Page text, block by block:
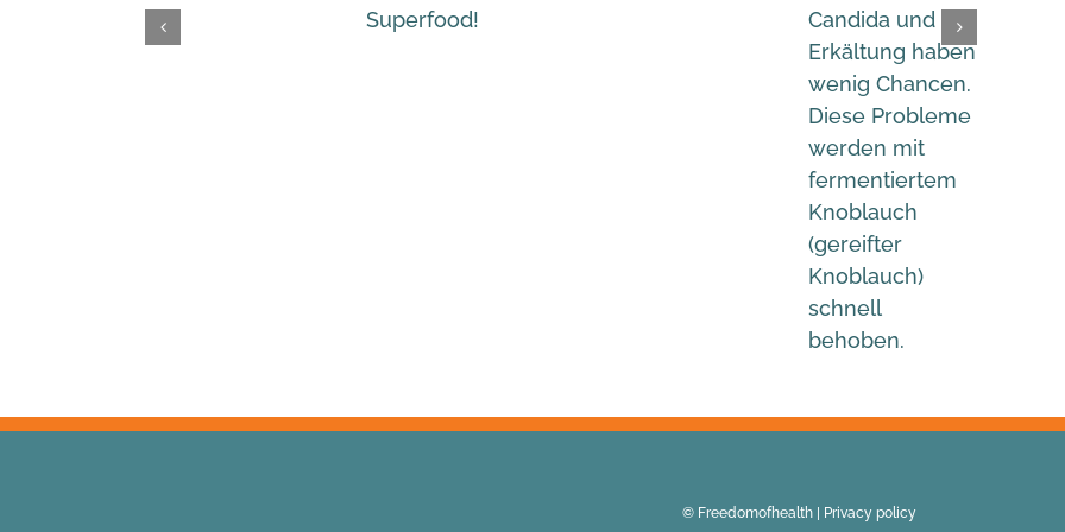
Superfood!
Candida und
Erkältung haben
wenig Chancen.
Diese Probleme
werden mit
fermentiertem
Knoblauch
(gereifter
Knoblauch)
schnell
behoben.
© Freedomofhealth | Privacy policy